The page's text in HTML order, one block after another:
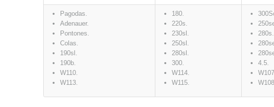
Pagodas.
Adenauer.
Pontones.
Colas.
190sl.
190b.
W110.
W113.
180.
220s.
230sl.
250sl.
280sl.
300.
W114.
W115.
280s.
4.5.